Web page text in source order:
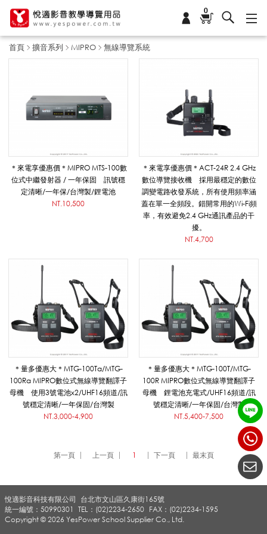
0
首頁 擴音系列 MIPRO 無線導覽系統
線
導
_
M
R
＊來電享優惠價＊MIPRO MTS-100數
位式中繼發射器 / 一年保固 訊號穩
定清晰/一年保/台灣製/鋰電池
NT.10,500
＊來電享優惠價＊ACT-24R 2.4 GHz
數位導覽接收機 採用最穩定的數位
調變電路收發系統，所有使用頻率涵
蓋在單一全頻段。錯開常用的Wi-Fi頻
率，有效避免2.4 GHz通訊產品的干
擾。
NT.4,700
＊量多優惠大＊MTG-100Ta/MTG-
100Ra MIPRO數位式無線導覽翻譯子
母機 使用3號電池x2/UHF16頻道/訊
號穩定清晰/一年保固/台灣製
NT.3,000-4,900
＊量多優惠大＊MTG-100T/MTG-
100R MIPRO數位式無線導覽翻譯子
母機 鋰電池充電式/UHF16頻道/訊
號穩定清晰/一年保固/台灣製
NT.5,400-7,500
第一頁 上一頁 1 下一頁 最末頁
悅適影音科技有限公司
TEL：(02)2234-2650 FAX：(02)2234-1595
台北市文山區久康街165號
統一編號：50990301
Copyright © 2026 YesPower School Supplier Co., Ltd.